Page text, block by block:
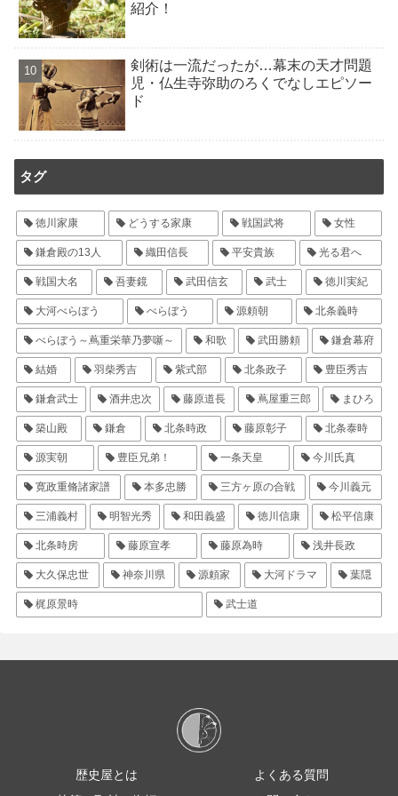
紹介！
剣術は一流だったが…幕末の天才問題
児・仏生寺弥助のろくでなしエピソー
ド
タグ
徳川家康 どうする家康 戦国武将 女性
鎌倉殿の13人 織田信長 平安貴族 光る君へ
戦国大名 吾妻鏡 武田信玄 武士 徳川実紀
大河べらぼう べらぼう 源頼朝 北条義時
べらぼう～蔦重栄華乃夢噺～ 和歌 武田勝頼 鎌倉幕府
結婚 羽柴秀吉 紫式部 北条政子 豊臣秀吉
鎌倉武士 酒井忠次 藤原道長 蔦屋重三郎 まひろ
築山殿 鎌倉 北条時政 藤原彰子 北条泰時
源実朝 豊臣兄弟！ 一条天皇 今川氏真
寛政重脩諸家譜 本多忠勝 三方ヶ原の合戦 今川義元
三浦義村 明智光秀 和田義盛 徳川信康 松平信康
北条時房 藤原宣孝 藤原為時 浅井長政
大久保忠世 神奈川県 源頼家 大河ドラマ 葉隠
梶原景時 武士道
歴史屋とは
よくある質問